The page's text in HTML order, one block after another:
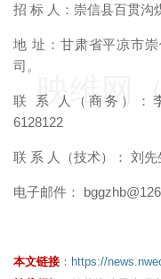
招 标 人：崇信县百贯沟
地 址：甘肃省平凉市
司。
联 系 人（商务）：
6128122
联 系 人（技术）： 刘
电子邮件：
映维网
本文链接 ： https://